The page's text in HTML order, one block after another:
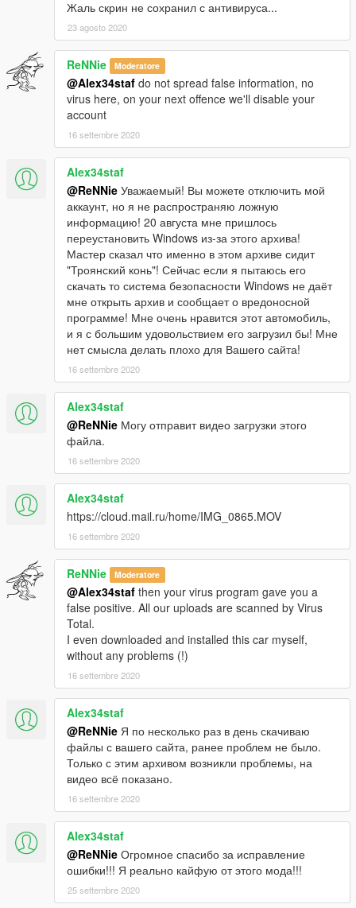
Жаль скрин не сохранил с антивируса...
23 agosto 2020
ReNNie Moderatore
@Alex34staf do not spread false information, no
virus here, on your next offence we'll disable your
account
16 settembre 2020
Alex34staf
@ReNNie Уважаемый! Вы можете отключить мой
аккаунт, но я не распространяю ложную
информацию! 20 августа мне пришлось
переустановить Windows из-за этого архива!
Мастер сказал что именно в этом архиве сидит
"Троянский конь"! Сейчас если я пытаюсь его
скачать то система безопасности Windows не даёт
мне открыть архив и сообщает о вредоносной
программе! Мне очень нравится этот автомобиль,
и я с большим удовольствием его загрузил бы! Мне
нет смысла делать плохо для Вашего сайта!
16 settembre 2020
Alex34staf
@ReNNie Могу отправит видео загрузки этого
файла.
16 settembre 2020
Alex34staf
https://cloud.mail.ru/home/IMG_0865.MOV
16 settembre 2020
ReNNie Moderatore
@Alex34staf then your virus program gave you a
false positive. All our uploads are scanned by Virus
Total.
I even downloaded and installed this car myself,
without any problems (!)
16 settembre 2020
Alex34staf
@ReNNie Я по несколько раз в день скачиваю
файлы с вашего сайта, ранее проблем не было.
Только с этим архивом возникли проблемы, на
видео всё показано.
16 settembre 2020
Alex34staf
@ReNNie Огромное спасибо за исправление
ошибки!!! Я реально кайфую от этого мода!!!
25 settembre 2020